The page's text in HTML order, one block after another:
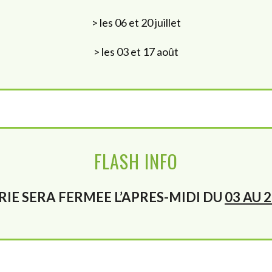
> les 06 et 20 juillet
> les 03 et 17 août
FLASH INFO
SERA FERMEE L’APRES-MIDI DU 03 AU